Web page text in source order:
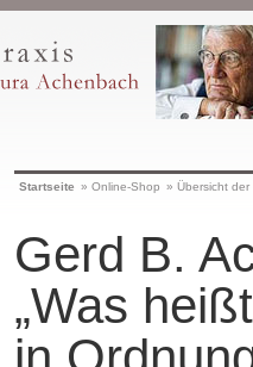
Startseite » Online-Shop » Übersicht
Gerd B.
„Was